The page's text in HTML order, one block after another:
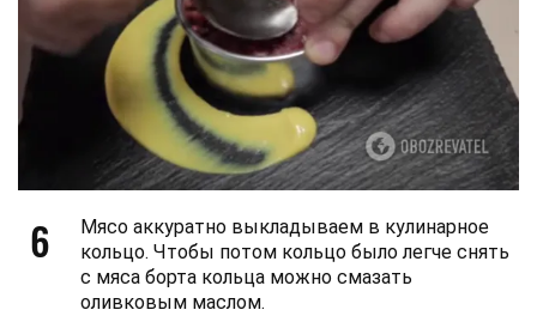
6
Мясо аккуратно выкладываем в кулинарное
кольцо. Чтобы потом кольцо было легче снять
с мяса борта кольца можно смазать
оливковым маслом.